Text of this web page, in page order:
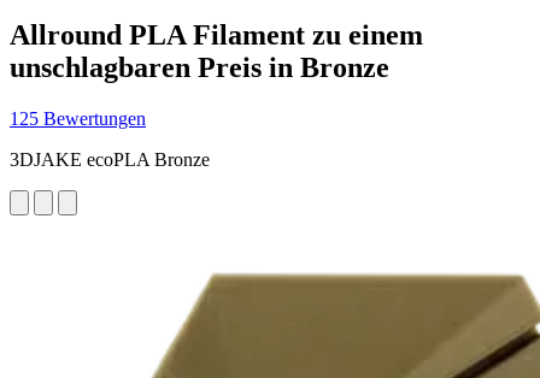
Allround PLA Filament zu einem
unschlagbaren Preis in Bronze
125 Bewertungen
3DJAKE ecoPLA Bronze